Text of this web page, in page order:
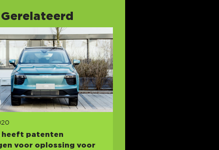
Gerelateerd
heeft patenten
voor oplossing voor